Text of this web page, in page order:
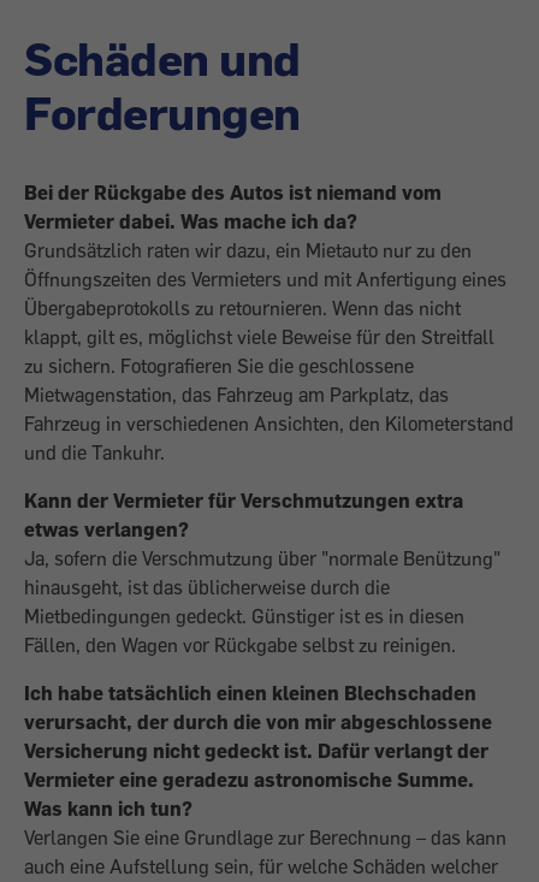
Schäden und
Forderungen
Bei der Rückgabe des Autos ist niemand vom
Vermieter dabei. Was mache ich da?
Grundsätzlich raten wir dazu, ein Mietauto nur zu den
Öffnungszeiten des Vermieters und mit Anfertigung eines
Übergabeprotokolls zu retournieren. Wenn das nicht
klappt, gilt es, möglichst viele Beweise für den Streitfall
zu sichern. Fotografieren Sie die geschlossene
Mietwagenstation, das Fahrzeug am Parkplatz, das
Fahrzeug in verschiedenen Ansichten, den Kilometerstand
und die Tankuhr.
Kann der Vermieter für Verschmutzungen extra
etwas verlangen?
Ja, sofern die Verschmutzung über "normale Benützung"
hinausgeht, ist das üblicherweise durch die
Mietbedingungen gedeckt. Günstiger ist es in diesen
Fällen, den Wagen vor Rückgabe selbst zu reinigen.
Ich habe tatsächlich einen kleinen Blechschaden
verursacht, der durch die von mir abgeschlossene
Versicherung nicht gedeckt ist. Dafür verlangt der
Vermieter eine geradezu astronomische Summe.
Was kann ich tun?
Verlangen Sie eine Grundlage zur Berechnung – das kann
auch eine Aufstellung sein, für welche Schäden welcher